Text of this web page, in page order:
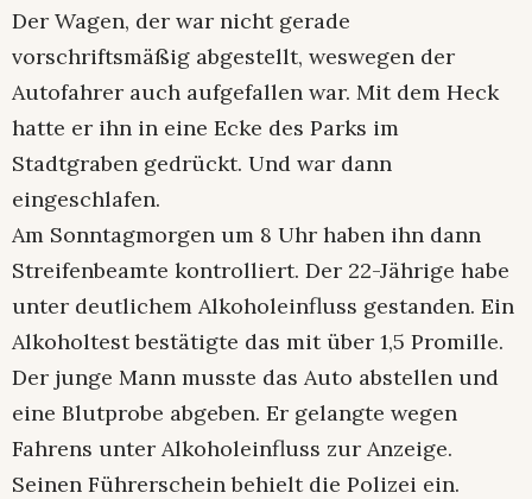
Der Wagen, der war nicht gerade
vorschriftsmäßig abgestellt, weswegen der
Autofahrer auch aufgefallen war. Mit dem Heck
hatte er ihn in eine Ecke des Parks im
Stadtgraben gedrückt. Und war dann
eingeschlafen.
Am Sonntagmorgen um 8 Uhr haben ihn dann
Streifenbeamte kontrolliert. Der 22-Jährige habe
unter deutlichem Alkoholeinfluss gestanden. Ein
Alkoholtest bestätigte das mit über 1,5 Promille.
Der junge Mann musste das Auto abstellen und
eine Blutprobe abgeben. Er gelangte wegen
Fahrens unter Alkoholeinfluss zur Anzeige.
Seinen Führerschein behielt die Polizei ein.